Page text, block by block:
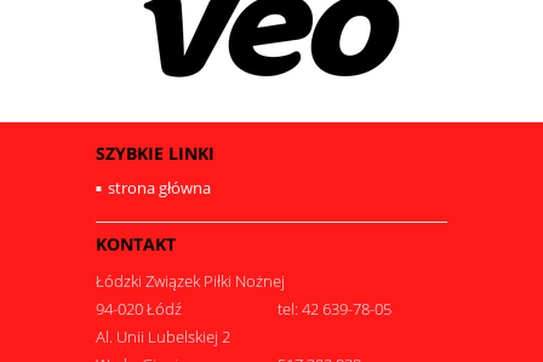
SZYBKIE LINKI
strona główna
KONTAKT
Łódzki Związek Piłki Nożnej
94-020 Łódź
tel: 42 639-78-05
Al. Unii Lubelskiej 2